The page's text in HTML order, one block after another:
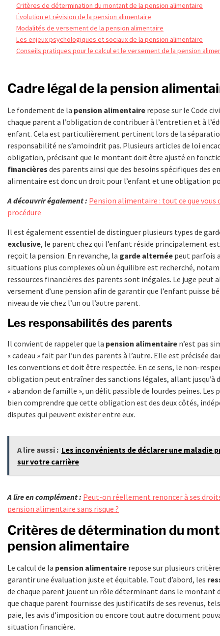
Critères de détermination du montant de la pension alimentaire
Évolution et révision de la pension alimentaire
Modalités de versement de la pension alimentaire
Les enjeux psychologiques et sociaux de la pension alimentaire
Conseils pratiques pour le calcul et le versement de la pension
Cadre légal de la pension
Le fondement de la pension alimentaire repose sur le Code
chaque parent a l’obligation de contribuer à l’entretien et à
enfant. Cela est particulièrement pertinent lors de la
responsabilité ne s’amoindrit pas. Plusieurs articles de loi
obligation, précisant que le montant doit être ajusté en
financières des parents ainsi que des besoins spécifiques des
alimentaire est donc un droit pour l’enfant et une obligation
A découvrir également : Pension alimentaire : tout ce que vous
procédure
Il est également essentiel de distinguer plusieurs types de
exclusive, le parent chez qui l’enfant réside principalement
reçoit la pension. En revanche, la garde alternée peut parfois
situations plus complexes où un équilibre est recherché,
ressources financières des parents sont inégales. Le juge peut
versement d’une pension afin de garantir que l’enfant puisse
niveau de vie chez l’un ou l’autre parent.
Les responsabilités des parents
Il convient de rappeler que la pension alimentaire n’est pas
« cadeau » fait par l’un des parents à l’autre. Elle est précisée
les conventions et doit être respectée. En ce sens, le non-
obligation peut entraîner des sanctions légales, allant jusqu’à
« abandon de famille », un délit passible de lourdes peines. Les
bien comprendre que cette obligation est des deux côtés,
disputes qui peuvent exister entre eux.
A lire aussi : Les inconvénients de déclarer une maladie
sur votre carrière
A lire en complément : Peut-on réellement renoncer à ses
pension alimentaire sans risque ?
Critères de détermination du
pension alimentaire
Le calcul de la pension alimentaire repose sur plusieurs
garantir une évaluation juste et équitable. Tout d’abord, les
de chaque parent jouent un rôle déterminant dans le montant
que chaque parent fournisse des justificatifs de ses revenus,
paie, les avis d’imposition ou encore tout autre document
situation financière.